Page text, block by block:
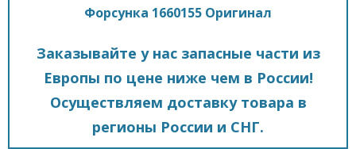
Форсунка 1660155 Оригинал
Заказывайте у нас запасные части из
Европы по цене ниже чем в России!
Осуществляем доставку товара в
регионы России и СНГ.